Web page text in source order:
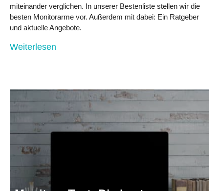
miteinander verglichen. In unserer Bestenliste stellen wir die
besten Monitorarme vor. Außerdem mit dabei: Ein Ratgeber
und aktuelle Angebote.
Weiterlesen